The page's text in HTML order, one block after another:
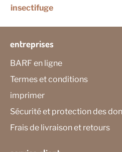
insectifuge
entreprises
BARF en ligne
Termes et conditions
imprimer
Sécurité et protection des
Frais de livraison et retours